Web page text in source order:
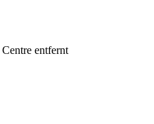
entfernt